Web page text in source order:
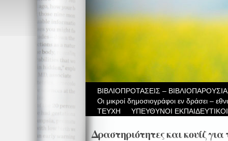
ΒIBΛΙΟΠΡΟΤΑΣΕΙΣ –
Οι μικροί δημοσιογράφοι εν δράσει –
ΤΕΥΧΗ
ΥΠΕΥΘΥΝΟΙ
Δραστηριότητες και κουίζ